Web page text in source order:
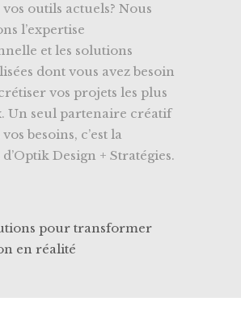
outils actuels? Nous
l’expertise
et les solutions
dont vous avez besoin
vos projets les plus
Un seul partenaire créatif
besoins, c’est la
Design + Stratégies.